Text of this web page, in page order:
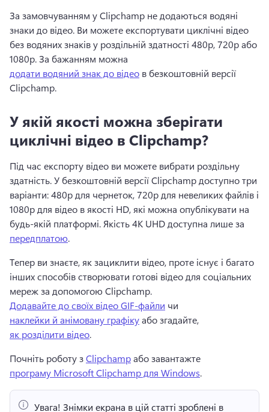
За замовчуванням у Clipchamp не додаються водяні
знаки до відео. Ви можете експортувати циклічні відео
без водяних знаків у роздільній здатності 480p, 720p або
1080p. За бажанням можна
додати водяний знак до відео в безкоштовній версії
Clipchamp.
У якій якості можна зберігати
циклічні відео в Clipchamp?
Під час експорту відео ви можете вибрати роздільну
здатність. У безкоштовній версії Clipchamp доступно три
варіанти: 480p для чернеток, 720p для невеликих файлів і
1080p для відео в якості HD, які можна опублікувати на
будь-якій платформі. Якість 4K UHD доступна лише за
передплатою.
Тепер ви знаєте, як зациклити відео, проте існує і багато
інших способів створювати готові відео для соціальних
мереж за допомогою Clipchamp.
Додавайте до своїх відео GIF-файли чи
наклейки й анімовану графіку або згадайте,
як розділити відео.
Почніть роботу з Clipchamp або завантажте
програму Microsoft Clipchamp для Windows.
Увага! Знімки екрана в цій статті зроблені в